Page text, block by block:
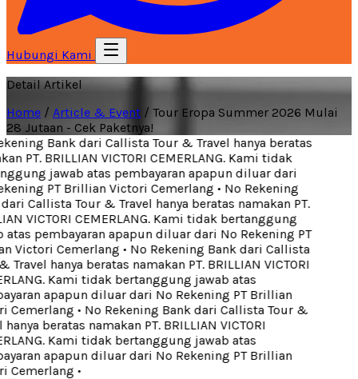
Hubungi Kami
Detail Artikel
Home / Article & Event / Tour Eropa Summer 2026 Mulai
28 Jutaan - Cek Paketnya!
Bank dari Callista Tour & Travel hanya beratas
PT. BRILLIAN VICTORI CEMERLANG. Kami tidak
jawab atas pembayaran apapun diluar dari
PT Brillian Victori Cemerlang• No Rekening
Callista Tour & Travel hanya beratas namakan PT.
VICTORI CEMERLANG. Kami tidak bertanggung
pembayaran apapun diluar dari No Rekening PT
Victori Cemerlang• No Rekening Bank dari Callista
hanya beratas namakan PT. BRILLIAN VICTORI
Kami tidak bertanggung jawab atas
apapun diluar dari No Rekening PT Brillian
Cemerlang• No Rekening Bank dari Callista Tour &
beratas namakan PT. BRILLIAN VICTORI
Kami tidak bertanggung jawab atas
apapun diluar dari No Rekening PT Brillian
Cemerlang•